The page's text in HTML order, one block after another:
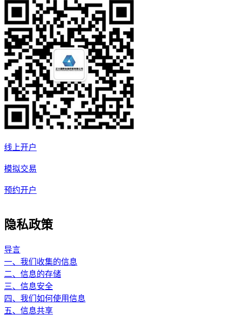
线上开户
模拟交易
预约开户
隐私政策
导言
一、我们收集的信息
二、信息的存储
三、信息安全
四、我们如何使用信息
五、信息共享